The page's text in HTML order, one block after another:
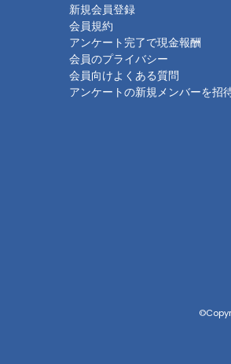
新規会員登録
会員規約
アンケート完了で現金報酬
会員のプライバシー
会員向けよくある質問
アンケートの新規メンバーを招